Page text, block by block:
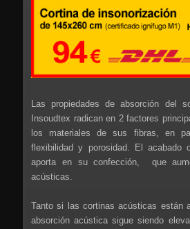
Las propiedades de absorción del
Insoudtex radican en 2 factores
los materiales de sus fibras, en
flexibilidad y porosidad. El
aporta en su confección, que
acústicas.
Tanto si las cortinas acústicas están
absorción acústica sigue siendo